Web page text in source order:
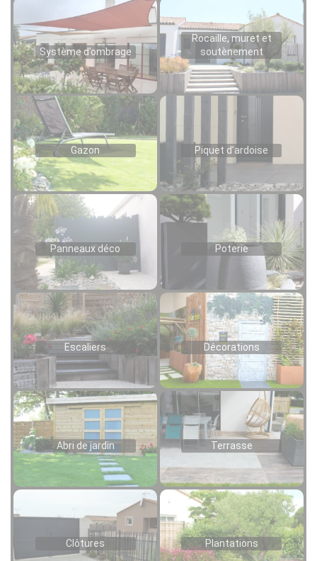
Système d’ombrage
Rocaille, muret et
soutènement
Gazon Piquet d’ardoise
Panneaux déco Poterie
Escaliers Décorations
Abri de jardin Terrasse
Clôtures Plantations